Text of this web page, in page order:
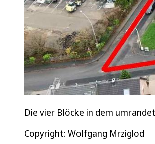
Die vier Blöcke in dem
Copyright: Wolfgang Mrziglod